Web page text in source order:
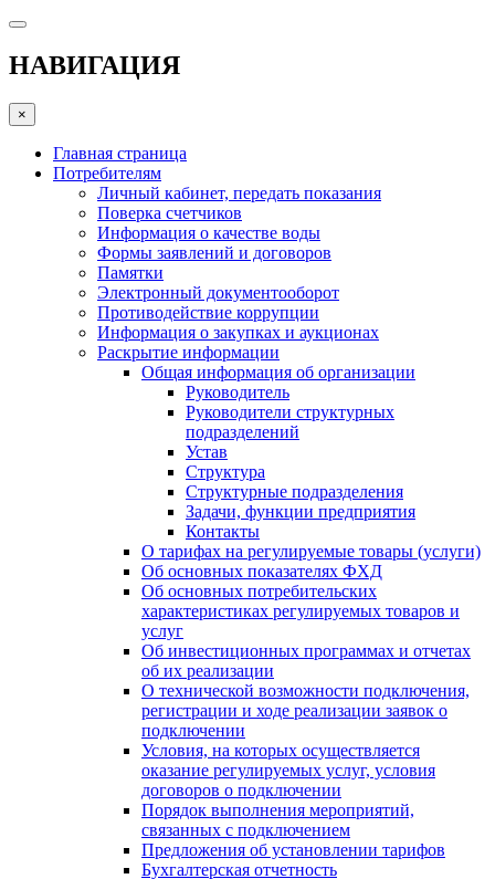
НАВИГАЦИЯ
×
Главная страница
Потребителям
Личный кабинет, передать показания
Поверка счетчиков
Информация о качестве воды
Формы заявлений и договоров
Памятки
Электронный документооборот
Противодействие коррупции
Информация о закупках и аукционах
Раскрытие информации
Общая информация об организации
Руководитель
Руководители структурных
подразделений
Устав
Структура
Структурные подразделения
Задачи, функции предприятия
Контакты
О тарифах на регулируемые товары (услуги)
Об основных показателях ФХД
Об основных потребительских
характеристиках регулируемых товаров и
услуг
Об инвестиционных программах и отчетах
об их реализации
О технической возможности подключения,
регистрации и ходе реализации заявок о
подключении
Условия, на которых осуществляется
оказание регулируемых услуг, условия
договоров о подключении
Порядок выполнения мероприятий,
связанных с подключением
Предложения об установлении тарифов
Бухгалтерская отчетность